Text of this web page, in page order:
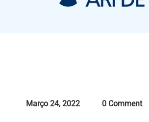
Março 24, 2022 0 Comment